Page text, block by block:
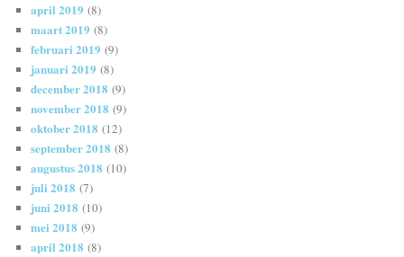
april 2019 (8)
maart 2019 (8)
februari 2019 (9)
januari 2019 (8)
december 2018 (9)
november 2018 (9)
oktober 2018 (12)
september 2018 (8)
augustus 2018 (10)
juli 2018 (7)
juni 2018 (10)
mei 2018 (9)
april 2018 (8)